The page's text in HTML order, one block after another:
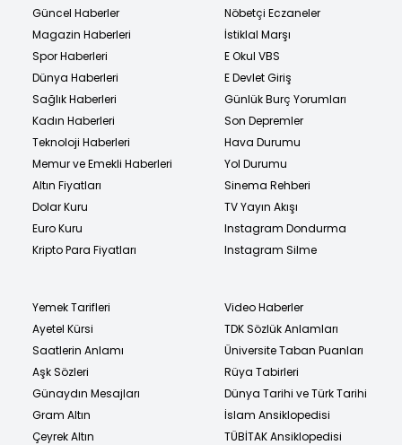
Güncel Haberler
Magazin Haberleri
Spor Haberleri
Dünya Haberleri
Sağlık Haberleri
Kadın Haberleri
Teknoloji Haberleri
Memur ve Emekli Haberleri
Altın Fiyatları
Dolar Kuru
Euro Kuru
Kripto Para Fiyatları
Nöbetçi Eczaneler
İstiklal Marşı
E Okul VBS
E Devlet Giriş
Günlük Burç Yorumları
Son Depremler
Hava Durumu
Yol Durumu
Sinema Rehberi
TV Yayın Akışı
Instagram Dondurma
Instagram Silme
Yemek Tarifleri
Ayetel Kürsi
Saatlerin Anlamı
Aşk Sözleri
Günaydın Mesajları
Gram Altın
Çeyrek Altın
Video Haberler
TDK Sözlük Anlamları
Üniversite Taban Puanları
Rüya Tabirleri
Dünya Tarihi ve Türk Tarihi
İslam Ansiklopedisi
TÜBİTAK Ansiklopedisi